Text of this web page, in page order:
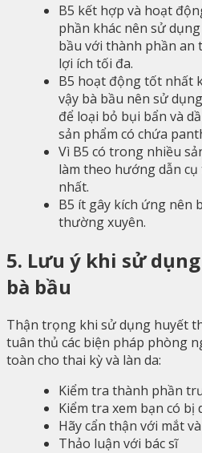
B5 kết hợp và hoạt
phần khác nên sử
bầu với thành phần an
lợi ích tối đa.
B5 hoạt động tốt nhất
vậy bà bầu nên sử
để loại bỏ bụi bẩn và
sản phẩm có chứa
Vì B5 có trong nhiều
làm theo hướng dẫn
nhất.
B5 ít gây kích ứng nên
thường xuyên.
5. Lưu ý khi sử
bà bầu
Thận trọng khi sử dụng huyết
tuân thủ các biện pháp phòng
toàn cho thai kỳ và làn da:
Kiểm tra thành phần
Kiểm tra xem bạn có
Hãy cẩn thận với mắt
Thảo luận với bác sĩ